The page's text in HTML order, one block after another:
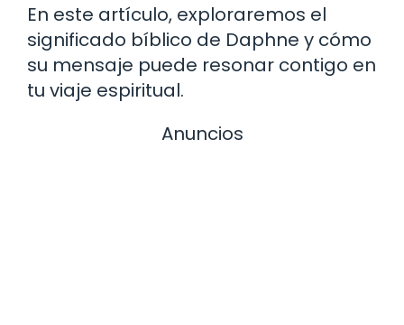
En este artículo, exploraremos el
significado bíblico de Daphne y cómo
su mensaje puede resonar contigo en
tu viaje espiritual.
Anuncios